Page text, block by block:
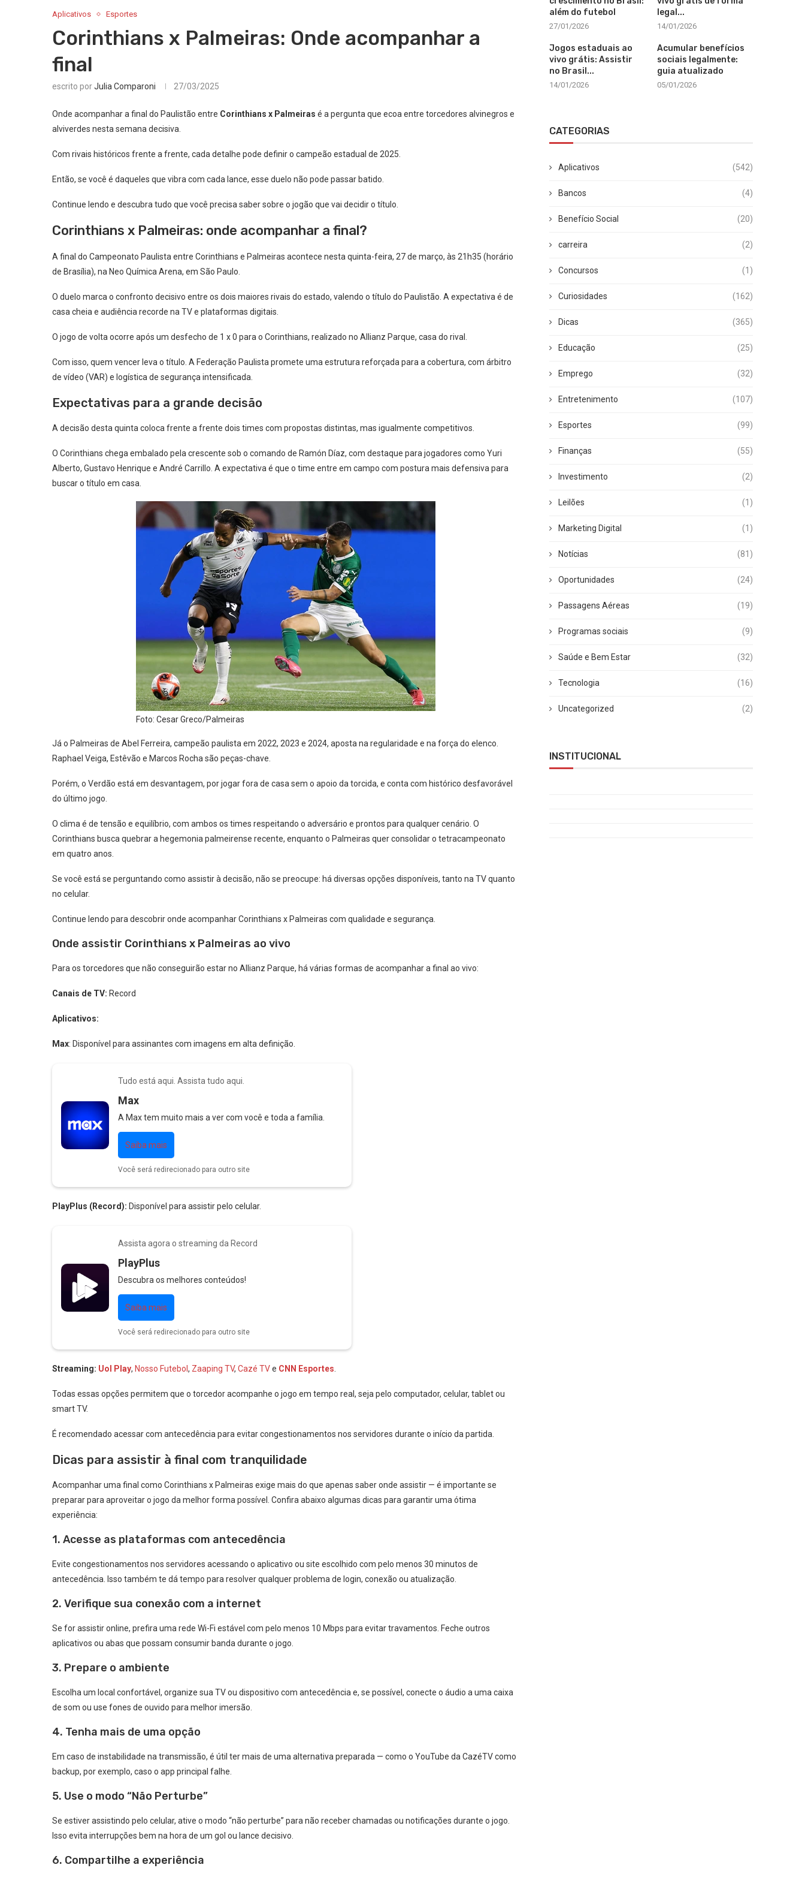
Aplicativos Esportes
Corinthians x Palmeiras: Onde acompanhar a
final
escrito porJulia Comparoni 27/03/2025
Onde acompanhar a final do Paulistão entre Corinthians x Palmeiras é a pergunta que ecoa entre torcedores alvinegros e
alviverdes nesta semana decisiva.
Com rivais históricos frente a frente, cada detalhe pode definir o campeão estadual de 2025.
Então, se você é daqueles que vibra com cada lance, esse duelo não pode passar batido.
Continue lendo e descubra tudo que você precisa saber sobre o jogão que vai decidir o título.
Corinthians x Palmeiras: onde acompanhar a final?
A final do Campeonato Paulista entre Corinthians e Palmeiras acontece nesta quinta-feira, 27 de março, às 21h35 (horário
de Brasília), na Neo Química Arena, em São Paulo.
O duelo marca o confronto decisivo entre os dois maiores rivais do estado, valendo o título do Paulistão. A expectativa é de
casa cheia e audiência recorde na TV e plataformas digitais.
O jogo de volta ocorre após um desfecho de 1 x 0 para o Corinthians, realizado no Allianz Parque, casa do rival.
Com isso, quem vencer leva o título. A Federação Paulista promete uma estrutura reforçada para a cobertura, com árbitro
de vídeo (VAR) e logística de segurança intensificada.
Expectativas para a grande decisão
A decisão desta quinta coloca frente a frente dois times com propostas distintas, mas igualmente competitivos.
O Corinthians chega embalado pela crescente sob o comando de Ramón Díaz, com destaque para jogadores como Yuri
Alberto, Gustavo Henrique e André Carrillo. A expectativa é que o time entre em campo com postura mais defensiva para
buscar o título em casa.
Foto: Cesar Greco/Palmeiras
Já o Palmeiras de Abel Ferreira, campeão paulista em 2022, 2023 e 2024, aposta na regularidade e na força do elenco.
Raphael Veiga, Estêvão e Marcos Rocha são peças-chave.
Porém, o Verdão está em desvantagem, por jogar fora de casa sem o apoio da torcida, e conta com histórico desfavorável
do último jogo.
O clima é de tensão e equilíbrio, com ambos os times respeitando o adversário e prontos para qualquer cenário. O
Corinthians busca quebrar a hegemonia palmeirense recente, enquanto o Palmeiras quer consolidar o tetracampeonato
em quatro anos.
Se você está se perguntando como assistir à decisão, não se preocupe: há diversas opções disponíveis, tanto na TV quanto
no celular.
Continue lendo para descobrir onde acompanhar Corinthians x Palmeiras com qualidade e segurança.
Onde assistir Corinthians x Palmeiras ao vivo
Para os torcedores que não conseguirão estar no Allianz Parque, há várias formas de acompanhar a final ao vivo:
Canais de TV: Record
Aplicativos:
Max: Disponível para assinantes com imagens em alta definição.
Tudo está aqui. Assista tudo aqui.
Max
A Max tem muito mais a ver com você e toda a família.
Saiba mais
Você será redirecionado para outro site
PlayPlus (Record): Disponível para assistir pelo celular.
Assista agora o streaming da Record
PlayPlus
Descubra os melhores conteúdos!
Saiba mais
Você será redirecionado para outro site
Streaming: Uol Play, Nosso Futebol , Zaaping TV, Cazé TVe CNN Esportes
Todas essas opções permitem que o torcedor acompanhe o jogo em tempo real, seja pelo computador, celular, tablet ou
smart TV.
É recomendado acessar com antecedência para evitar congestionamentos nos servidores durante o início da partida.
Dicas para assistir à final com tranquilidade
Acompanhar uma final como Corinthians x Palmeiras exige mais do que apenas saber onde assistir — é importante se
preparar para aproveitar o jogo da melhor forma possível. Confira abaixo algumas dicas para garantir uma ótima
experiência:
1. Acesse as plataformas com antecedência
Evite congestionamentos nos servidores acessando o aplicativo ou site escolhido com pelo menos 30 minutos de
antecedência. Isso também te dá tempo para resolver qualquer problema de login, conexão ou atualização.
2. Verifique sua conexão com a internet
Se for assistir online, prefira uma rede Wi-Fi estável com pelo menos 10 Mbps para evitar travamentos. Feche outros
aplicativos ou abas que possam consumir banda durante o jogo.
3. Prepare o ambiente
Escolha um local confortável, organize sua TV ou dispositivo com antecedência e, se possível, conecte o áudio a uma caixa
de som ou use fones de ouvido para melhor imersão.
4. Tenha mais de uma opção
Em caso de instabilidade na transmissão, é útil ter mais de uma alternativa preparada — como o YouTube da CazéTV como
backup, por exemplo, caso o app principal falhe.
5. Use o modo “Não Perturbe”
Se estiver assistindo pelo celular, ative o modo “não perturbe” para não receber chamadas ou notificações durante o jogo.
Isso evita interrupções bem na hora de um gol ou lance decisivo.
6. Compartilhe a experiência
além do futebol
27/01/2026
legal...
14/01/2026
Jogos estaduais ao
vivo grátis: Assistir
no Brasil...
14/01/2026
Acumular benefícios
sociais legalmente:
guia atualizado
05/01/2026
CATEGORIAS
Aplicativos (542)
Bancos (4)
Benefício Social (20)
carreira (2)
Concursos (1)
Curiosidades (162)
Dicas (365)
Educação (25)
Emprego (32)
Entretenimento (107)
Esportes (99)
Finanças (55)
Investimento (2)
Leilões (1)
Marketing Digital (1)
Notícias (81)
Oportunidades (24)
Passagens Aéreas (19)
Programas sociais (9)
Saúde e Bem Estar (32)
Tecnologia (16)
Uncategorized (2)
INSTITUCIONAL